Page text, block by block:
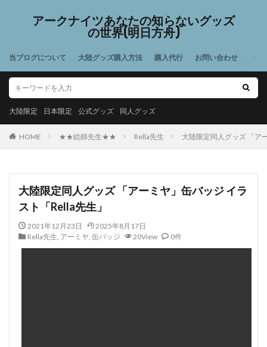
アークナイツあなたの知らないグッズ
の世界(明日方舟)
当ブログについて 大陸グッズ購入方法 購入代行 お問い合わせ
大陸限定 日本限定 公式グッズ 同人グッズ
HOME ★★絵師先生★★ Rella先生 大陸限定同人グッズ 「ア
大陸限定同人グッズ 「アーミヤ」缶バッジ イラ
スト「Rella先生」
2021年12月23日
2025年8月17日
Rella先生, アーミヤ, 缶バッジ 20View 0件